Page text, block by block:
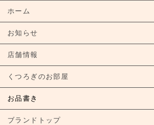
ホーム
お知らせ
店舗情報
くつろぎのお部屋
お品書き
ブランドトップ